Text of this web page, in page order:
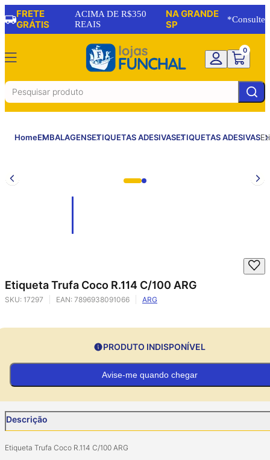
FRETE
GRÁTIS
ACIMA DE R$350
REAIS
NA GRANDE
SP
*Consulte
0
HomeEMBALAGENSETIQUETAS ADESIVASETIQUETAS ADESIVAS
Etiqueta Trufa Coco R.114 C/100 ARG
SKU: 17297 EAN: 7896938091066 ARG
PRODUTO INDISPONÍVEL
Avise-me quando chegar
Descrição
Etiqueta Trufa Coco R.114 C/100 ARG